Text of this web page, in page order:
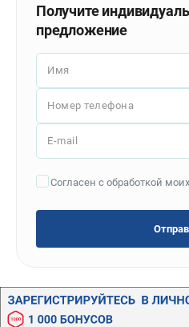
Комбинированные станки
Ленточнопильные станки
Рейсмусы
Сверлильные станки
Циркулярные станки
Шлифовальные станки
ДОПОЛНИТЕЛЬНОЕ
Патроны и переходники
Подставки для станков
Получите
предложение
Имя
Номер телефона
E-mail
Согласен с обработкой